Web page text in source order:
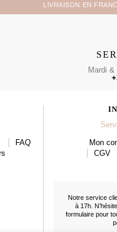
LIVRAISON EN
Mardi
FAQ
Mon
CGV
Notre service
à 17h.
formulaire pour